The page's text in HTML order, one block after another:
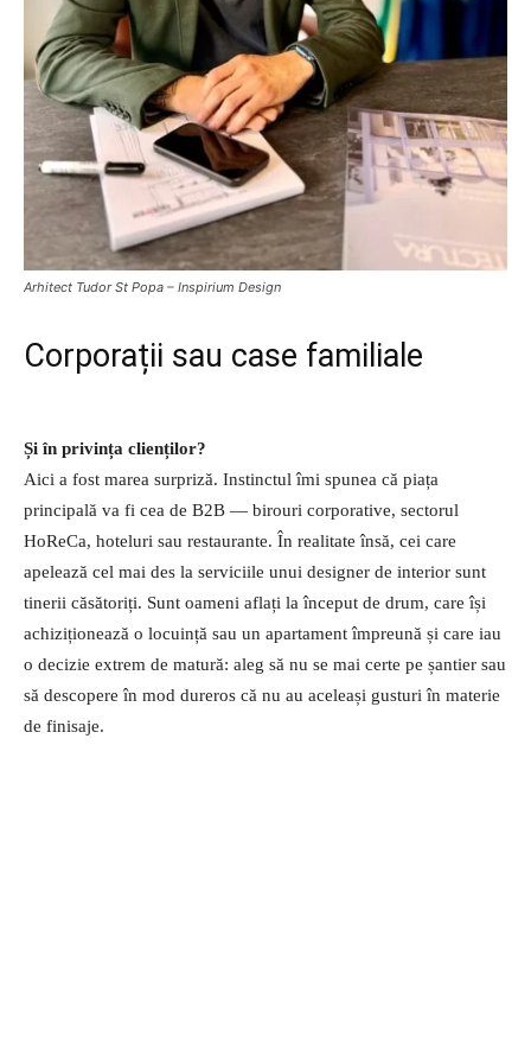
Arhitect Tudor St Popa – Inspirium Design
Corporații sau case familiale
Și în privința clienților?
Aici a fost marea surpriză. Instinctul îmi spunea că piața
principală va fi cea de B2B — birouri corporative, sectorul
HoReCa, hoteluri sau restaurante. În realitate însă, cei care
apelează cel mai des la serviciile unui designer de interior sunt
tinerii căsătoriți. Sunt oameni aflați la început de drum, care își
achiziționează o locuință sau un apartament împreună și care iau
o decizie extrem de matură: aleg să nu se mai certe pe șantier sau
să descopere în mod dureros că nu au aceleași gusturi în materie
de finisaje.